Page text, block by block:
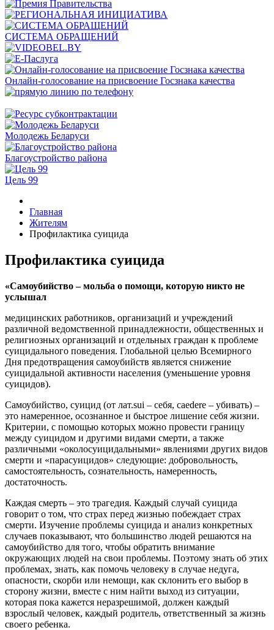
СИСТЕМА ОБРАЩЕНИЙ
Онлайн-голосование на присвоение Госзнака качества
Молодежь Беларуси
Благоустройство района
Цель 99
Главная
Жителям
Профилактика суицида
Профилактика суицида
«Самоубийство – мольба о помощи, которую никто не
услышал
медицинских работников, организаций и учреждений
различной ведомственной принадлежности, общественных и
религиозных организаций и отдельных граждан к проблеме
суицидального поведения. Глобальной целью Всемирного
Дня предотвращения самоубийств является снижение
суицидальной активности населения (уменьшение уровня
суицидов).
Самоубийство, суицид (от лат.sui – себя, caedere – убивать) –
это намеренное, осознанное и быстрое лишение себя жизни.
Критерии, с помощью которых можно провести границу
между суицидом и другими видами смерти, а также
различными «околосуицидальными» явлениями других видов
смерти и «парасуицидов» следующие: добровольность,
самостоятельность, сознательность, намеренность,
достаточность.
Каждая смерть – это трагедия. Каждый случай суицида
говорит о том, что страх перед жизнью побеждает страх
смерти. Изучение проблемы суицида и анализ конкретных
случаев показывают, что большинство людей решаются на
самоубийство для того, чтобы обратить внимание
окружающих людей на свои проблемы. Поэтому знать об этих
проблемах, знать, как помочь человеку в случае недуга,
опасности, скорби или немощи, как склонить его выбор в
сторону жизни, вместе с ним найти выход из ситуации,
которая пока кажется неразрешимой, должен каждый
взрослый человек, каждый родитель, ответственный за жизнь
своего ребенка.